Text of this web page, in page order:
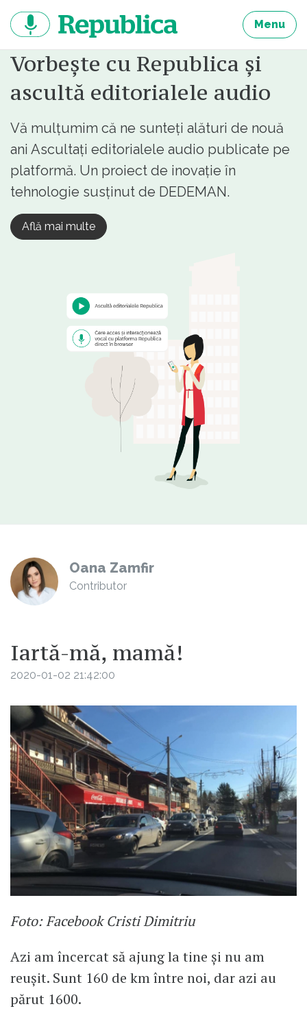
continut
Menu
Vorbește cu Republica și
ascultă editorialele audio
Vă mulțumim că ne sunteți alături de nouă
ani Ascultați editorialele audio publicate pe
platformă. Un proiect de inovație în
tehnologie susținut de DEDEMAN.
Află mai multe
Oana Zamfir
Contributor
Iartă-mă, mamă!
2020-01-02 21:42:00
Foto: Facebook Cristi Dimitriu
Azi am încercat să ajung la tine şi nu am
reuşit. Sunt 160 de km între noi, dar azi au
părut 1600.